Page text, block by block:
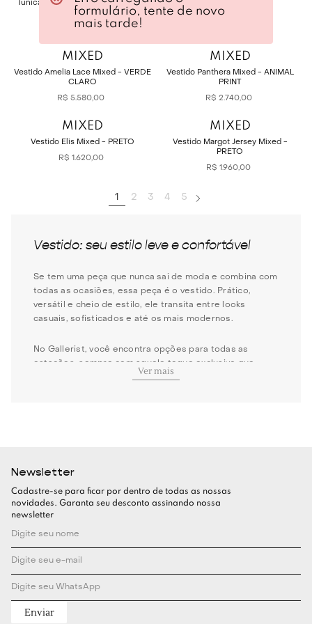
Túnica Linho Classic II Paula Raia -
VERDE MUSGO
3. 290 00
R$ 4
MIXED
Vestido Amelia Lace Mixed - VERDE
CLARO
R$ 5.580,00
MIXED
Vestido Panthera Mixed - ANIMAL
PRINT
R$ 2.740,00
MIXED
Vestido Elis Mixed - PRETO
R$ 1.620,00
MIXED
Vestido Margot Jersey Mixed -
PRETO
R$ 1.960,00
1 2 3 4 5
Vestido: seu estilo leve e confortável
Se tem uma peça que nunca sai de moda e combina com
todas as ocasiões, essa peça é o vestido. Prático,
versátil e cheio de estilo, ele transita entre looks
casuais, sofisticados e até os mais modernos.
No Gallerist, você encontra opções para todas as
estações, sempre com aquele toque exclusivo que
No Gallerist, você encontra vestidos em diferentes
tamanhos e modelagens, garantindo um caimento
impecável para cada silhueta.
Escolha entre modelos de vestidos mini, midi e longos
personalidade.
Vestido mini
Para quem ama um look despojado e fresco, o
Ver mais
Newsletter
Cadastre-se para ficar por dentro de todas as nossas
novidades. Garanta seu desconto assinando nossa
newsletter
Enviar
formulário, tente de novo
mais tarde!